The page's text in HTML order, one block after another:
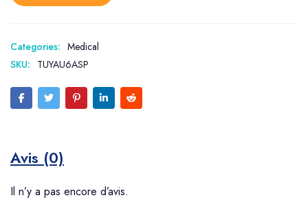
Categories: Medical
SKU: TUYAU6ASP
Avis (0)
Il n’y a pas encore d’avis.